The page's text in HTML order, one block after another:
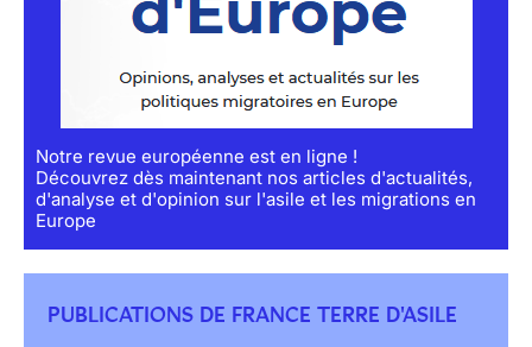
Notre revue européenne est en ligne !
Découvrez dès maintenant nos articles d'actualités,
d'analyse et d'opinion sur l'asile et les migrations en
Europe
PUBLICATIONS DE FRANCE TERRE D'ASILE